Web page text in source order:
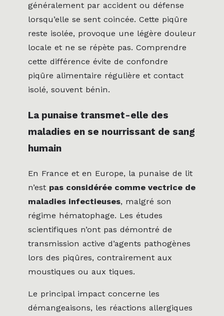
généralement par accident ou défense
lorsqu’elle se sent coincée. Cette piqûre
reste isolée, provoque une légère douleur
locale et ne se répète pas. Comprendre
cette différence évite de confondre
piqûre alimentaire régulière et contact
isolé, souvent bénin.
La punaise transmet-elle des
maladies en se nourrissant de sang
humain
En France et en Europe, la punaise de lit
n’est pas considérée comme vectrice de
maladies infectieuses, malgré son
régime hématophage. Les études
scientifiques n’ont pas démontré de
transmission active d’agents pathogènes
lors des piqûres, contrairement aux
moustiques ou aux tiques.
Le principal impact concerne les
démangeaisons, les réactions allergiques